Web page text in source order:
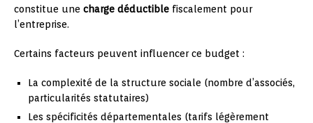
constitue une charge déductible fiscalement pour
l’entreprise.
Certains facteurs peuvent influencer ce budget :
La complexité de la structure sociale (nombre d’associés,
particularités statutaires)
Les spécificités départementales (tarifs légèrement